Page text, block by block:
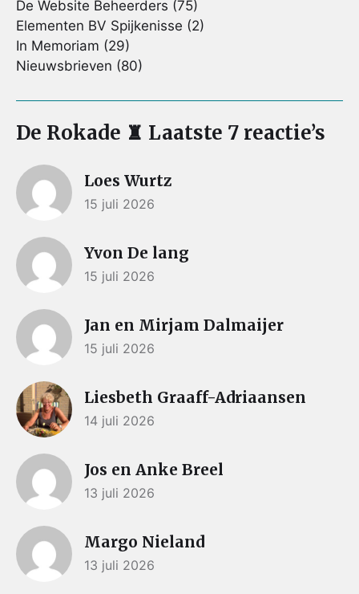
De Website Beheerders (75)
Elementen BV Spijkenisse (2)
In Memoriam (29)
Nieuwsbrieven (80)
De Rokade ♜ Laatste 7 reactie’s
Loes Wurtz
15 juli 2026
Yvon De lang
15 juli 2026
Jan en Mirjam Dalmaijer
15 juli 2026
Liesbeth Graaff-Adriaansen
14 juli 2026
Jos en Anke Breel
13 juli 2026
Margo Nieland
13 juli 2026